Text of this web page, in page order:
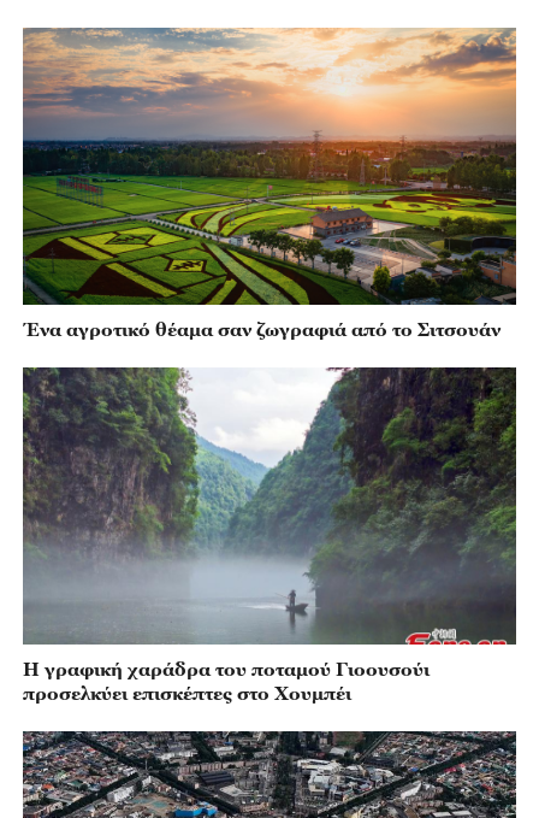
Ένα αγροτικό θέαμα σαν ζωγραφιά από το Σιτσουάν
Η γραφική χαράδρα του ποταμού Γιοουσούι
προσελκύει επισκέπτες στο Χουμπέι